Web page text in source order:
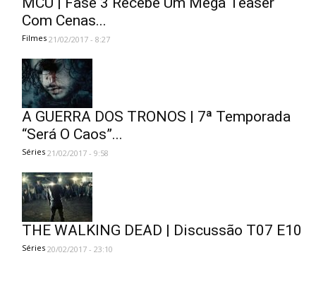
Com Cenas...
Filmes 21/02/2017 - 8:27
A GUERRA DOS TRONOS | 7ª Temporada
“Será O Caos”...
Séries 21/02/2017 - 9:58
THE WALKING DEAD | Discussão T07 E10
Séries 20/02/2017 - 23:10